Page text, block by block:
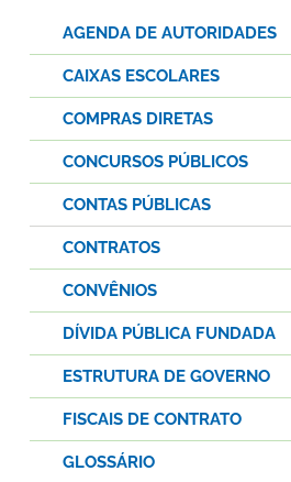
AGENDA DE AUTORIDADES
CAIXAS ESCOLARES
COMPRAS DIRETAS
CONCURSOS PÚBLICOS
CONTAS PÚBLICAS
CONTRATOS
CONVÊNIOS
DÍVIDA PÚBLICA FUNDADA
ESTRUTURA DE GOVERNO
FISCAIS DE CONTRATO
GLOSSÁRIO